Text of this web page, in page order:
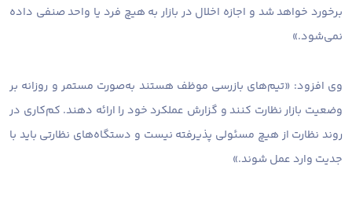
برخورد خواهد شد و اجازه اخلال در بازار به هیچ فرد یا واحد صنفی داده
نمی‌شود.»
وی افزود: «تیم‌های بازرسی موظف هستند به‌صورت مستمر و روزانه بر
وضعیت بازار نظارت کنند و گزارش عملکرد خود را ارائه دهند. کم‌کاری در
روند نظارت از هیچ مسئولی پذیرفته نیست و دستگاه‌های نظارتی باید با
جدیت وارد عمل شوند.»